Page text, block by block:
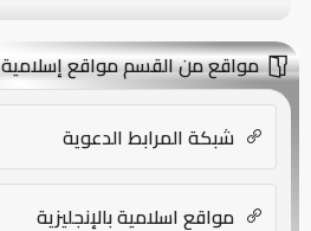
مواقع من القسم مواقع إسلامية
شبكة المرابط الدعوية
مواقع اسلامية بالإنجليزية